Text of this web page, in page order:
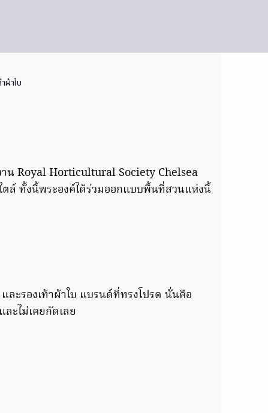
ผ้าใบ
าน Royal Horticultural Society Chelsea
ล์ ทั้งนี้พระองค์ได้ร่วมออกแบบพื้นที่สวนแห่งนี้
ละรองเท้าผ้าใบ แบรนด์ที่ทรงโปรด นั่นคือ
ะไม่เคยกัดเลย